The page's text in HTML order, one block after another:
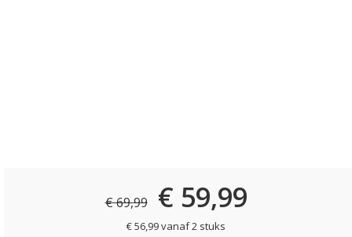
€ 69,99 € 59,99
€ 56,99 vanaf 2 stuks